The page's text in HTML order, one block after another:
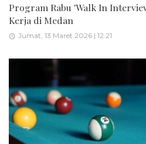
Program Rabu 'Walk In
Kerja di Medan
Jumat, 13 Maret 2026 | 12:21